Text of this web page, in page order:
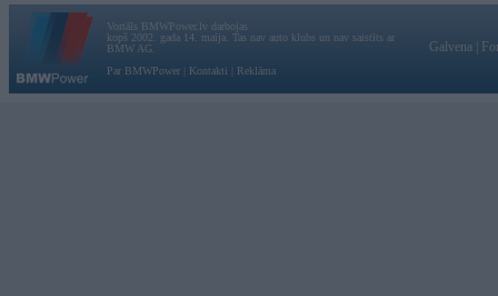
Vortāls BMWPower.lv darbojas
kopš 2002. gada 14. maija. Tas nav auto klubs un nav saistīts ar
BMW AG.
Par BMWPower
Kontakti Reklāma
Galvena